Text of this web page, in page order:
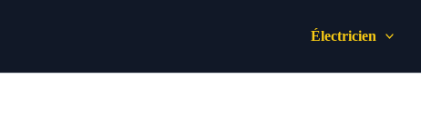
Électricien